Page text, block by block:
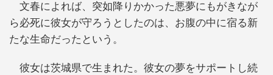
文春によれば、突如降りかかった悪夢にもがきなが
ら必死に彼女が守ろうとしたのは、お腹の中に宿る新
たな生命だったという。
彼女は茨城県で生まれた。彼女の夢をサポートし続